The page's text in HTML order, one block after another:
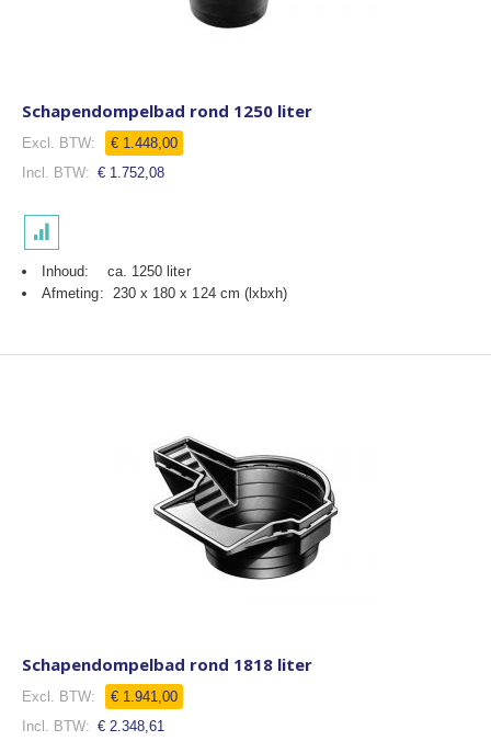
Schapendompelbad rond 1250 liter
€ 1.448,00
€ 1.752,08
Inhoud: ca. 1250 liter
Afmeting: 230 x 180 x 124 cm (lxbxh)
Schapendompelbad rond 1818 liter
€ 1.941,00
€ 2.348,61